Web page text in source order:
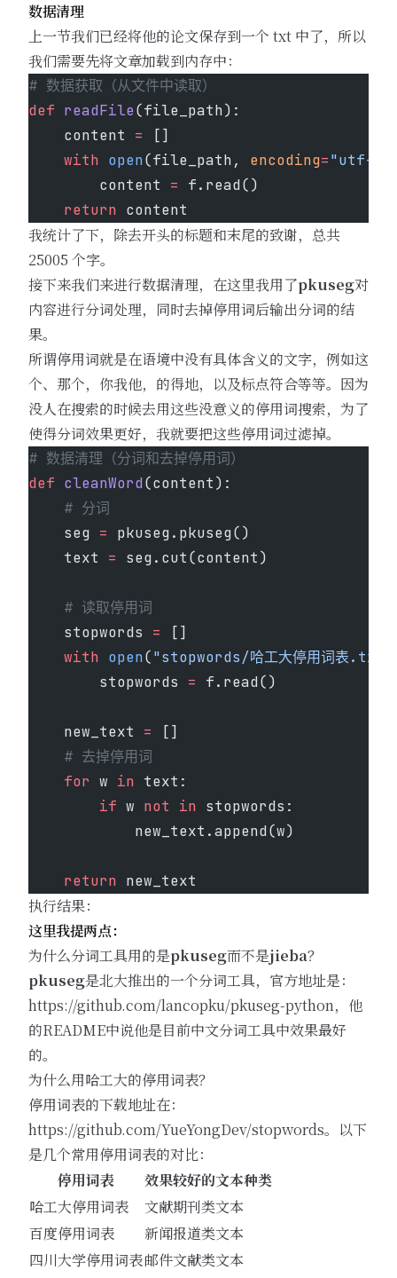
数据清理
上一节我们已经将他的论文保存到一个 txt 中了，所以
我们需要先将文章加载到内存中：
# 数据获取（从文件中读取）
def readFile(file_path):
    content
= []
    with
open(file_path, encoding="utf-8"
        content
= f.read()
    return
content
我统计了下，除去开头的标题和末尾的致谢，总共
25005 个字。
接下来我们来进行数据清理，在这里我用了pkuseg对
内容进行分词处理，同时去掉停用词后输出分词的结
果。
所谓停用词就是在语境中没有具体含义的文字，例如这
个、那个，你我他，的得地，以及标点符合等等。因为
没人在搜索的时候去用这些没意义的停用词搜索，为了
使得分词效果更好，我就要把这些停用词过滤掉。
# 数据清理（分词和去掉停用词）
def cleanWord(content):
    # 分词
    seg
= pkuseg.pkuseg()
    text
= seg.cut(content)
    # 读取停用词
    stopwords
= []
    with
open("stopwords/哈工大停用词表.txt"
        stopwords
= f.read()
    new_text
= []
    # 去掉停用词
    for
w in text:
        if
w not in stopwords:
            new_text.append(w)
    return
new_text
执行结果：
这里我提两点：
为什么分词工具用的是pkuseg而不是jieba？
pkuseg是北大推出的一个分词工具，官方地址是：
https://github.com/lancopku/pkuseg-python，他
的README中说他是目前中文分词工具中效果最好
的。
为什么用哈工大的停用词表？
停用词表的下载地址在：
https://github.com/YueYongDev/stopwords。以下
是几个常用停用词表的对比：
停用词表
效果较好的文本种类
哈工大停用词表
文献期刊类文本
百度停用词表
新闻报道类文本
四川大学停用词表邮件文献类文本